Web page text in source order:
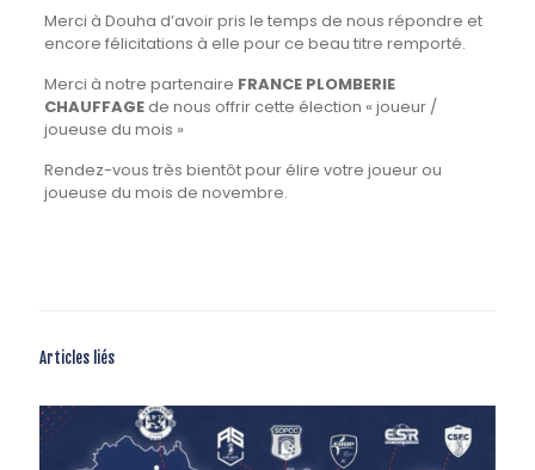
Merci à Douha d’avoir pris le temps de nous répondre et
encore félicitations à elle pour ce beau titre remporté.
Merci à notre partenaire FRANCE PLOMBERIE
CHAUFFAGEde nous offrir cette élection « joueur /
joueuse du mois »
Rendez-vous très bientôt pour élire votre joueur ou
joueuse du mois de novembre.
Articles liés